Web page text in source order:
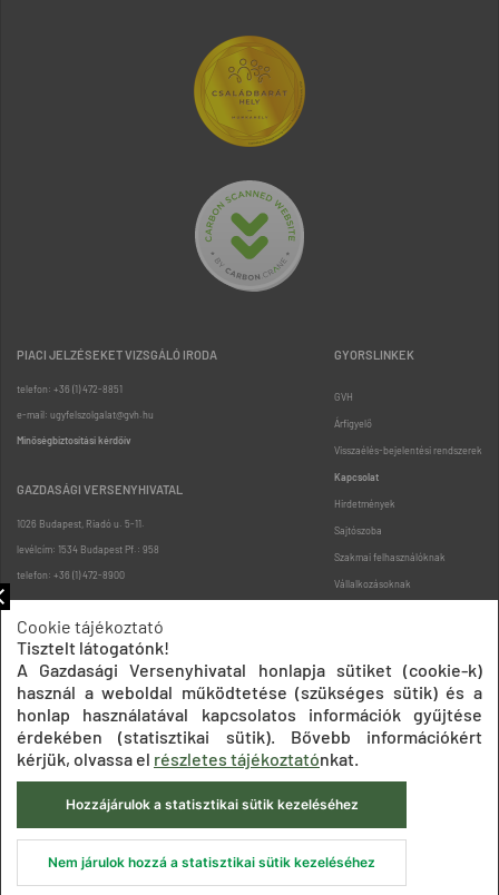
PIACI JELZÉSEKET VIZSGÁLÓ IRODA
telefon: +36 (1) 472-8851
e-mail: ugyfelszolgalat@gvh.hu
Minőségbiztosítási kérdőív
GAZDASÁGI VERSENYHIVATAL
1026 Budapest, Riadó u. 5-11.
levélcím: 1534 Budapest Pf.: 958
telefon: +36 (1) 472-8900
GYORSLINKEK
GVH
Árfigyelő
Visszaélés-bejelentési rendszerek
Kapcsolat
Hirdetmények
Sajtószoba
Szakmai felhasználóknak
Vállalkozásoknak
Oldaltérkép
Impresszum Adatkezelési tájékoztatók
Akadálymentesítési nyilatkozat
Közadatkereső
Süti beállítások ÁSZF
© 2020 Gazdasági Versenyhivatal
Cookie tájékoztató
Tisztelt látogatónk!
A Gazdasági Versenyhivatal honlapja sütiket (cookie-k)
használ a weboldal működtetése (szükséges sütik) és a
honlap használatával kapcsolatos információk gyűjtése
érdekében (statisztikai sütik). Bővebb információkért
kérjük, olvassa el részletes tájékoztatónkat.
Hozzájárulok a statisztikai sütik kezeléséhez
Nem járulok hozzá a statisztikai sütik kezeléséhez